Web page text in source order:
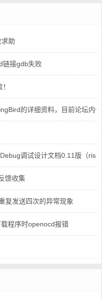
助
链接gdb失败
的详细资料，目前论坛内
调试设计文档0.11版（
馈收集
复发送四次的异常现象
程序时openocd报错